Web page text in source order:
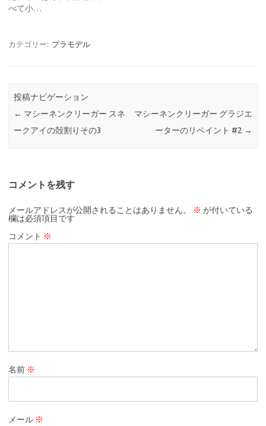
べて小…
カテゴリー: プラモデル
投稿ナビゲーション
← マシーネンクリーガー スネ
ークアイの殻割りその3
マシーネンクリーガー グラジエ
ーターのリペイント #2 →
コメントを残す
メールアドレスが公開されることはありません。 ※ が付いている
欄は必須項目です
コメント ※
名前 ※
メール ※